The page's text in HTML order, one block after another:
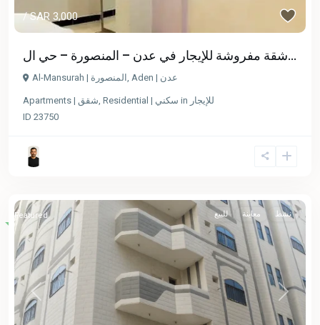
/ SAR 3,000
شقة مفروشة للإيجار في عدن – المنصورة – حي ال...
Al-Mansurah | المنصورة , Aden | عدن
Apartments | شقق, Residential | سكني in للإيجار
ID 23750
Previous Next
للبيع معاينة نشط Featured